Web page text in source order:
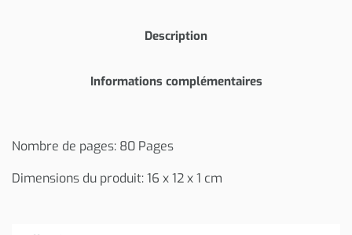
Description
Informations complémentaires
Nombre de pages: 80 Pages
Dimensions du produit: 16 x 12 x 1 cm